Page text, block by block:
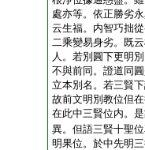
處亦等。依正勝劣
云生福。内智巧拙
二乘變易身劣。既
人。若別圓下更明
不與前同。證道同
立本別名。若三賢
故前文明別教位但
在此中三賢位内。
異。但語三賢十聖
明果位。於中先明